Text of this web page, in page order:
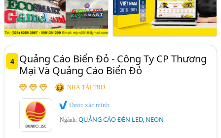
4
Quảng Cáo Biển Đỏ - Công Ty CP Thương
Mại Và Quảng Cáo Biển Đỏ
NHÀ TÀI TRỢ
Được xác minh
Ngành:QUẢNG CÁO ĐÈN LED, NEON